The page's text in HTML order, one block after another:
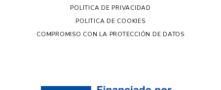
POLITICA DE PRIVACIDAD
POLITICA DE COOKIES
COMPROMISO CON LA PROTECCIÓN DE DATOS